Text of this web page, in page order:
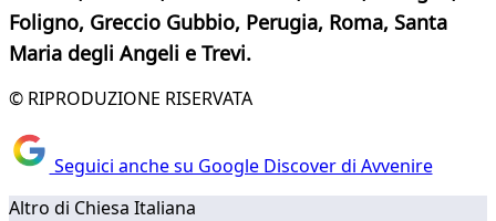
Foligno, Greccio Gubbio, Perugia, Roma, Santa
Maria degli Angeli e Trevi.
© RIPRODUZIONE RISERVATA
Seguici anche su Google Discover di Avvenire
Altro di Chiesa Italiana